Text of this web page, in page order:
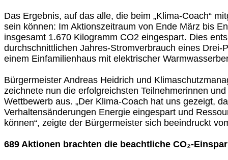
Das Ergebnis, auf das alle, die beim „Klima-Coach“
sein können: Im Aktionszeitraum von Ende März bis
insgesamt 1.670 Kilogramm CO2 eingespart. Dies
durchschnittlichen Jahres-Stromverbrauch eines Drei-
einem Einfamilienhaus mit elektrischer
Bürgermeister Andreas Heidrich und
zeichnete nun die erfolgreichsten Teilnehmerinnen
Wettbewerb aus. „Der Klima-Coach hat uns gezeigt,
Verhaltensänderungen Energie eingespart und
können“, zeigte der Bürgermeister sich beeindruckt
689 Aktionen brachten die beachtliche CO₂-